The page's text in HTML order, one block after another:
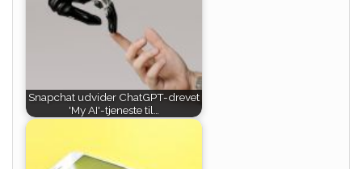
Snapchat udvider ChatGPT-drevet
'My AI'-tjeneste til…